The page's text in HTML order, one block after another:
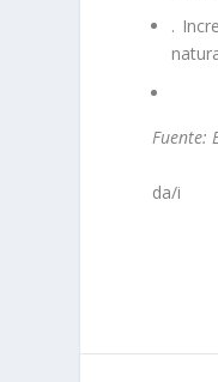
.
Fuente:
da/i